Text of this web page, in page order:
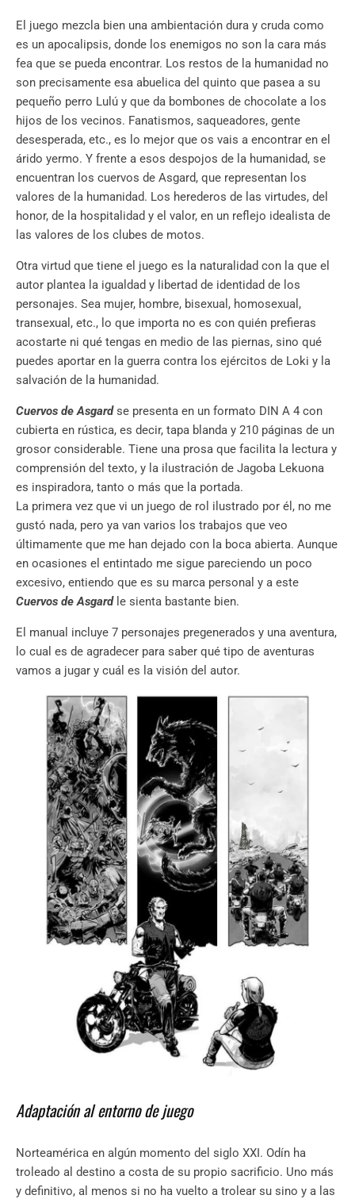
El juego mezcla bien una ambientación dura y cruda como
es un apocalipsis, donde los enemigos no son la cara más
fea que se pueda encontrar. Los restos de la humanidad no
son precisamente esa abuelica del quinto que pasea a su
pequeño perro Lulú y que da bombones de chocolate a los
hijos de los vecinos. Fanatismos, saqueadores, gente
desesperada, etc., es lo mejor que os vais a encontrar en el
árido yermo. Y frente a esos despojos de la humanidad, se
encuentran los cuervos de Asgard, que representan los
valores de la humanidad. Los herederos de las virtudes, del
honor, de la hospitalidad y el valor, en un reflejo idealista de
las valores de los clubes de motos.
Otra virtud que tiene el juego es la naturalidad con la que el
autor plantea la igualdad y libertad de identidad de los
personajes. Sea mujer, hombre, bisexual, homosexual,
transexual, etc., lo que importa no es con quién prefieras
acostarte ni qué tengas en medio de las piernas, sino qué
puedes aportar en la guerra contra los ejércitos de Loki y la
salvación de la humanidad.
Cuervos de Asgardse presenta en un formato DIN A 4 con
cubierta en rústica, es decir, tapa blanda y 210 páginas de un
grosor considerable. Tiene una prosa que facilita la lectura y
comprensión del texto, y la ilustración de Jagoba Lekuona
es inspiradora, tanto o más que la portada.
La primera vez que vi un juego de rol ilustrado por él, no me
gustó nada, pero ya van varios los trabajos que veo
últimamente que me han dejado con la boca abierta. Aunque
en ocasiones el entintado me sigue pareciendo un poco
excesivo, entiendo que es su marca personal y a este
Cuervos de Asgardle sienta bastante bien.
El manual incluye 7 personajes pregenerados y una aventura,
lo cual es de agradecer para saber qué tipo de aventuras
vamos a jugar y cuál es la visión del autor.
Adaptación al entorno de juego
Norteamérica en algún momento del siglo XXI. Odín ha
troleado al destino a costa de su propio sacrificio. Uno más
y definitivo, al menos si no ha vuelto a trolear su sino y a las